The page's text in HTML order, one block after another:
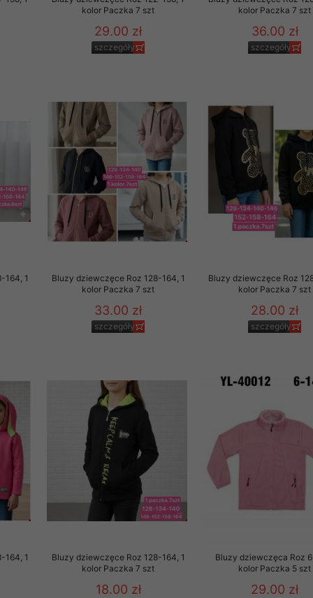
kolor Paczka 7 szt
29.00 zł
szczegóły
kolor Paczka 7 szt
36.00 zł
szczegóły
164, 1
Bluzy dziewczęce Roz 128-164, 1
kolor Paczka 7 szt
33.00 zł
szczegóły
Bluzy dziewczęce Roz
kolor Paczka 7 szt
28.00 zł
szczegóły
164, 1
Bluzy dziewczęce Roz 128-164, 1
kolor Paczka 7 szt
18.00 zł
Bluzy dziewczęca Roz
kolor Paczka 5 szt
29.00 zł
jedynie uprawnieni
swoich danych w celu
na podstawie
na komputerze Klienta
naszej oferty do
internetowej
tych plików
na komputerze
przez nas linka
i nowościach w